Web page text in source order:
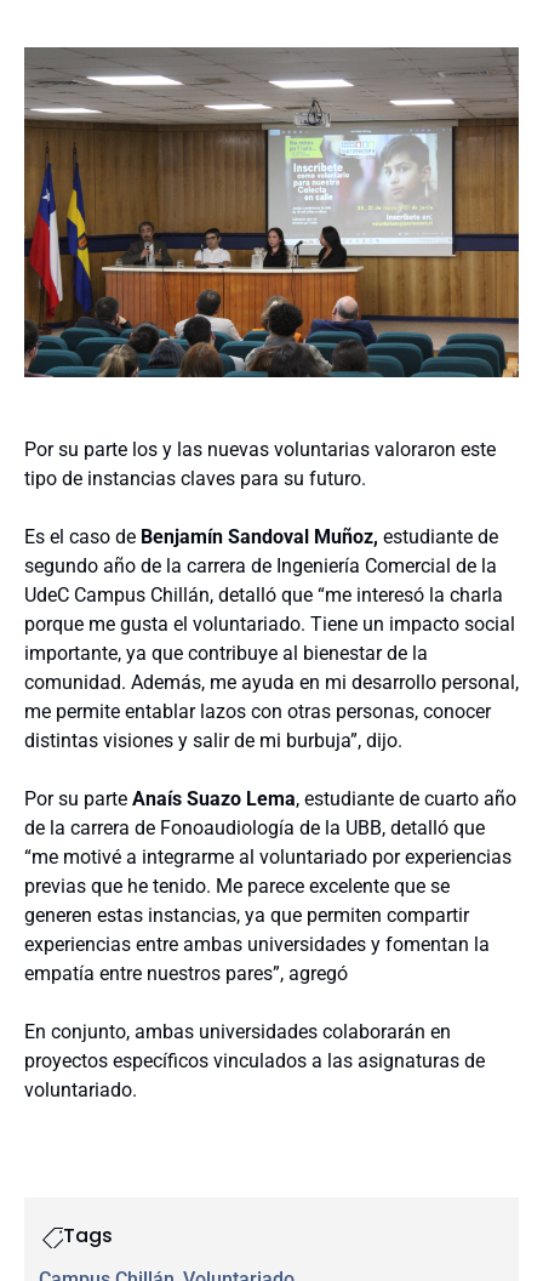
Por su parte los y las nuevas voluntarias valoraron este
tipo de instancias claves para su futuro.
Es el caso de Benjamín Sandoval Muñoz, estudiante de
segundo año de la carrera de Ingeniería Comercial de la
UdeC Campus Chillán, detalló que “me interesó la charla
porque me gusta el voluntariado. Tiene un impacto social
importante, ya que contribuye al bienestar de la
comunidad. Además, me ayuda en mi desarrollo personal,
me permite entablar lazos con otras personas, conocer
distintas visiones y salir de mi burbuja”, dijo.
Por su parte Anaís Suazo Lema, estudiante de cuarto año
de la carrera de Fonoaudiología de la UBB, detalló que
“me motivé a integrarme al voluntariado por experiencias
previas que he tenido. Me parece excelente que se
generen estas instancias, ya que permiten compartir
experiencias entre ambas universidades y fomentan la
empatía entre nuestros pares”, agregó
En conjunto, ambas universidades colaborarán en
proyectos específicos vinculados a las asignaturas de
voluntariado.
Tags